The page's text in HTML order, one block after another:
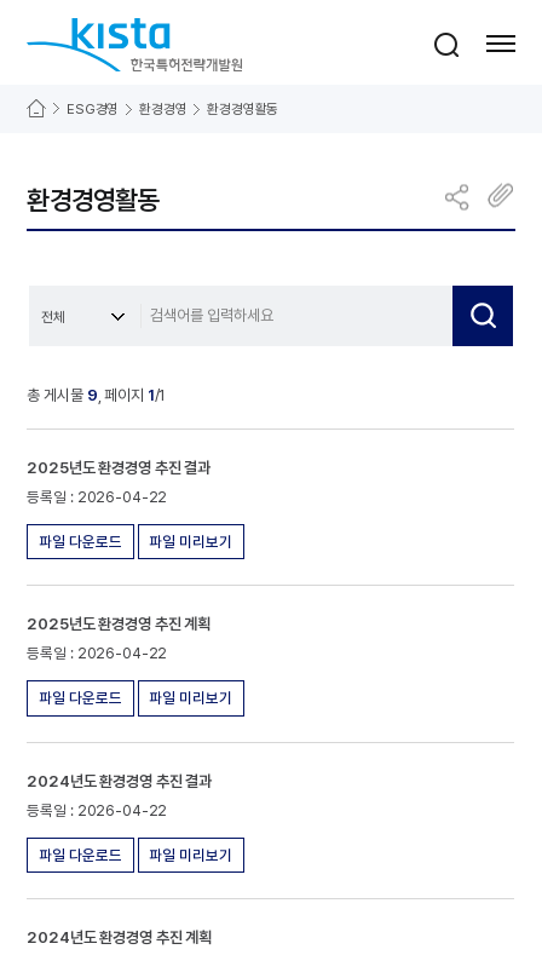
한국특허전략개발원
통합검색
사이트맵 열기
ESG경영 환경경영 환경경영활동
환경경영활동
총 게시물 9 , 페이지 1/1
경
영
동
:
번
제
목,
등
록
일,
운
드,
미
기
른
2025년도 환경경영 추진 결과
2026-04-22
파일 다운로드 파일 미리보기
2025년도 환경경영 추진 계획
2026-04-22
파일 다운로드 파일 미리보기
2024년도 환경경영 추진 결과
2026-04-22
파일 다운로드 파일 미리보기
2024년도 환경경영 추진 계획